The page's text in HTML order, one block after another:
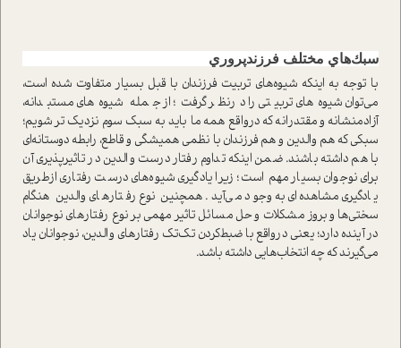
سبك‌هاي مختلف فرزندپروري
با توجه به اينكه شيوه‌هاي تربيت فرزندان با قبل بسيار متفاوت شده است،
مي‌توان شيوه‌هاي تربيتي را درنظر گرفت؛ از جمله شيوه‌هاي مستبدانه،
آزاد‌منشانه و مقتدرانه كه درواقع همه ما بايد به سبك سوم نزديك تر شويم؛
سبكي كه هم والدين و هم فرزندان با نظمي هميشگي و قاطع، رابطه دوستانه‌اي
با هم داشته باشند. ضمن اينكه تداوم رفتار درست والدين در تاثيرپذيري آن
براي نوجوان بسيار مهم است؛ زيرا يادگيري شيوه‌هاي درست رفتاري ازطريق
يادگيري مشاهده‌اي به وجود مي‌آيد. همچنين نوع رفتارهاي والدين هنگام
سختي‌ها و بروز مشكلات و حل مسائل تاثير مهمي بر نوع رفتارهاي نوجوانان
در آينده دارد؛ يعني درواقع با ضبط‌كردن تك‌تك رفتارهاي والدين، نوجوانان ياد
مي‌گيرند كه چه انتخاب‌هايي داشته باشد.